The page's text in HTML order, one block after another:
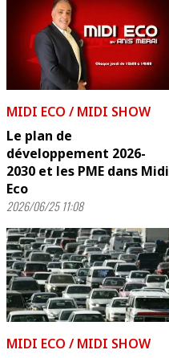
MIDI ECO / MIDI SHOW
Le plan de
développement 2026-
2030 et les PME dans Midi
Eco
2026/06/25 11:08
MIDI ECO / MIDI SHOW